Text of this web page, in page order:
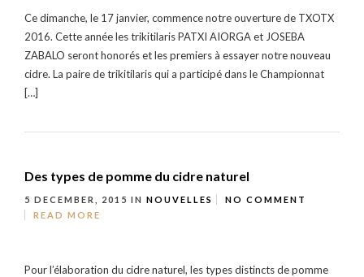
Ce dimanche, le 17 janvier, commence notre ouverture de TXOTX
2016. Cette année les trikitilaris PATXI AIORGA et JOSEBA
ZABALO seront honorés et les premiers à essayer notre nouveau
cidre. La paire de trikitilaris qui a participé dans le Championnat
[…]
Des types de pomme du cidre naturel
5 DECEMBER, 2015 IN NOUVELLES
NO COMMENT
READ MORE
Pour l’élaboration du cidre naturel, les types distincts de pomme